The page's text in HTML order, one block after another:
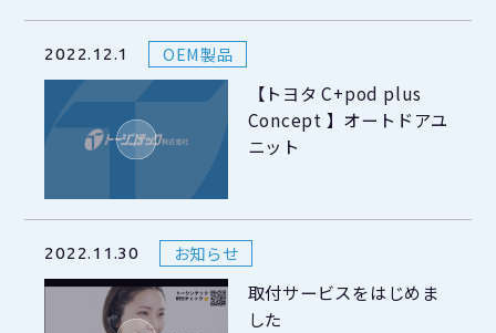
2022.12.1 OEM製品
【トヨタ C+pod plus
Concept 】オートドアユ
ニット
2022.11.30 お知らせ
取付サービスをはじめま
した